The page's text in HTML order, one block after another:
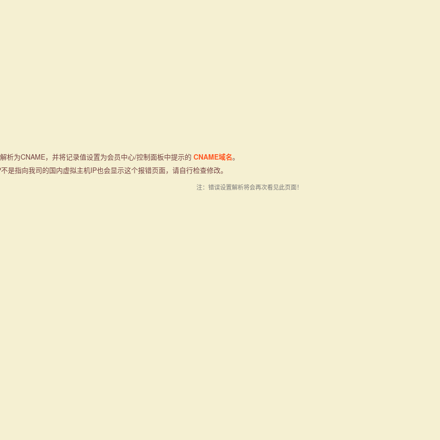
析为CNAME，并将记录值设置为会员中心/控制面板中提示的 CNAME域名。
是指向我司的国内虚拟主机IP也会显示这个报错页面，请自行检查修改。
注：错误设置解析将会再次看见此页面！